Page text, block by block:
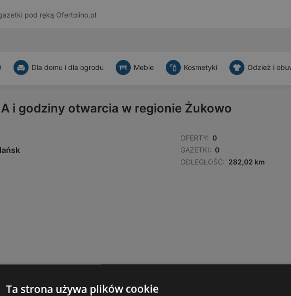
pod ręką Ofertolino.pl
Dla domu i dla ogrodu Meble Kosmetyki Odzież i
i godziny otwarcia w regionie Żukowo
OFERTY: 0
GAZETKI: 0
ODLEGŁOŚĆ: 282,02 km
Ta strona używa plików cookie